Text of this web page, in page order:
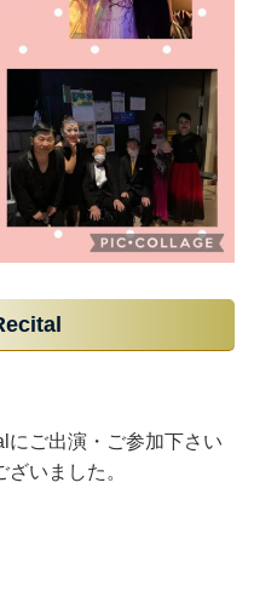
にご出演・ご参加下さい
いました。